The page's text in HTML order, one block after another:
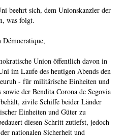
beehrt sich, dem Unionskanzler der
was folgt.
Union öffentlich davon in
im Laufe des heutigen Abends den
- für militärische Einheiten und
der Bendita Corona de Segovia
zivile Schiffe beider Länder
Einheiten und Güter zu
diesen Schritt zutiefst, jedoch
nationalen Sicherheit und